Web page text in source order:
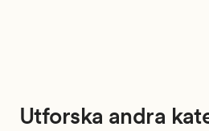
Utforska andra